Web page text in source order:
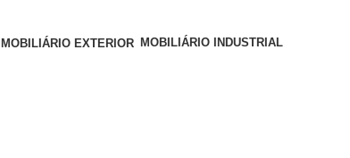
MOBILIÁRIO EXTERIOR MOBILIÁRIO INDUSTRIAL